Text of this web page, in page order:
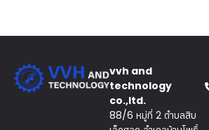
vvh and
technology
co.,ltd.
88/6 หมู่ที่ 2 ตำบลสิบ